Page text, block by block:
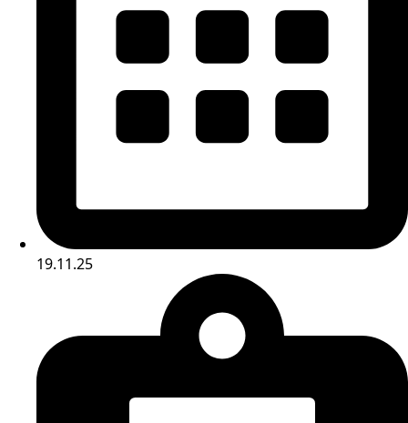
19.11.25